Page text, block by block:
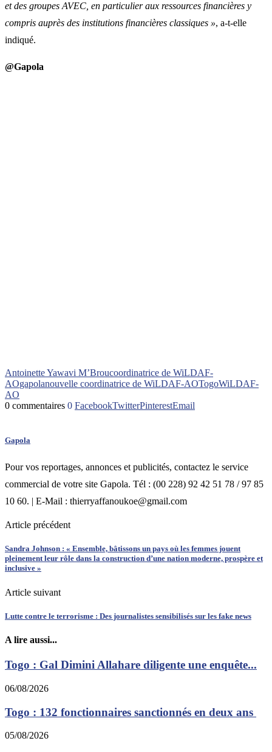
et des groupes AVEC, en particulier aux ressources financières y
compris auprès des institutions financières classiques », a-t-elle
indiqué.
@Gapola
Antoinette Yawavi M’Broucoordinatrice de WiLDAF-
AOgapolanouvelle coordinatrice de WiLDAF-AOTogoWiLDAF-
AO
0 commentaires 0 FacebookTwitterPinterestEmail
Gapola
Pour vos reportages, annonces et publicités, contactez le service
commercial de votre site Gapola. Tél : (00 228) 92 42 51 78 / 97 85
10 60. | E-Mail : thierryaffanoukoe@gmail.com
Article précédent
Sandra Johnson : « Ensemble, bâtissons un pays où les femmes jouent
pleinement leur rôle dans la construction d’une nation moderne, prospère et
inclusive »
Article suivant
Lutte contre le terrorisme : Des journalistes sensibilisés sur les fake news
A lire aussi...
Togo : Gal Dimini Allahare diligente une enquête...
06/08/2026
Togo : 132 fonctionnaires sanctionnés en deux ans
05/08/2026